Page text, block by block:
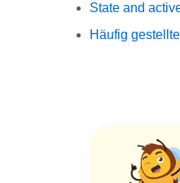
State and
Häufig